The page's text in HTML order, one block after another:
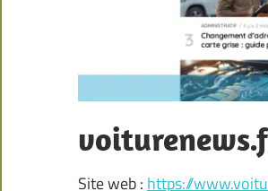
Site web : https://